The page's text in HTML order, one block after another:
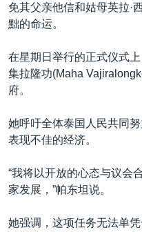
免其父亲他信和姑母英拉·
黜的命运。
在星期日举行的正式仪式
集拉隆功(Maha
府。
她呼吁全体泰国人民共同
表现不佳的经济。
“我将以开放的心态与议会
家发展，”帕东坦说。
她强调，这项任务无法单